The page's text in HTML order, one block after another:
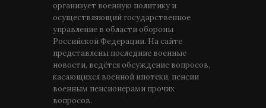
организует военную политику и
осуществляющий государственное
управление в области обороны
Российской Федерации. На сайте
представлены последние военные
новости, ведётся обсуждение вопросов,
касающихся военной ипотеки, пенсии
военным пенсионерами прочих
вопросов.